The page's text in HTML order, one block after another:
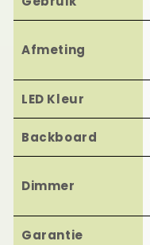
Afmeting
LED Kleur
Backboard
Dimmer
Garantie